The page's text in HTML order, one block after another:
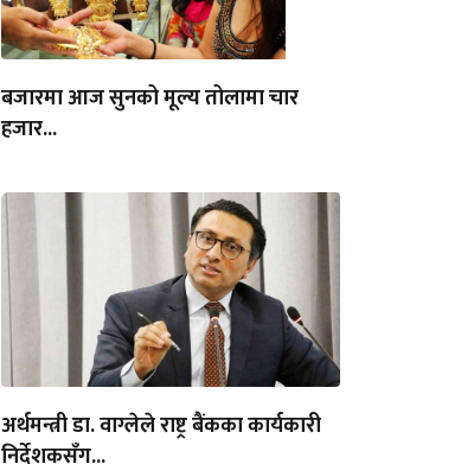
बजारमा आज सुनको मूल्य तोलामा चार
हजार...
अर्थमन्त्री डा. वाग्लेले राष्ट्र बैंकका कार्यकारी